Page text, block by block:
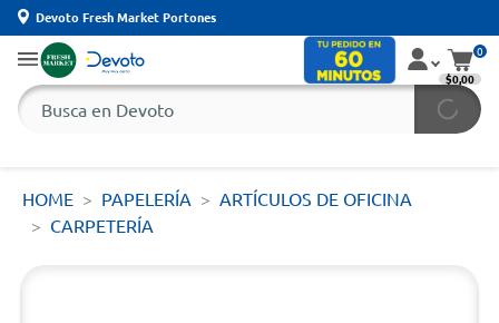
Devoto Fresh Market Portones
0
$0,00
HOME PAPELERÍA
ARTÍCULOS DE OFICINA
CARPETERÍA